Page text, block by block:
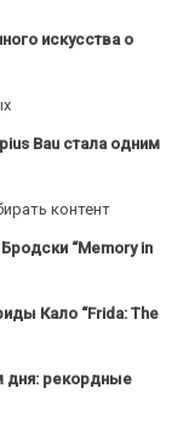
искусства о
Bau стала одним
контент
“Memory in
Кало “Frida: The
дня: рекордные